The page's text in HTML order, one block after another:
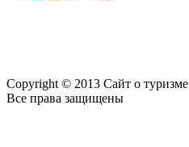
Copyright © 2013 Сайт о туризме
Все права защищены